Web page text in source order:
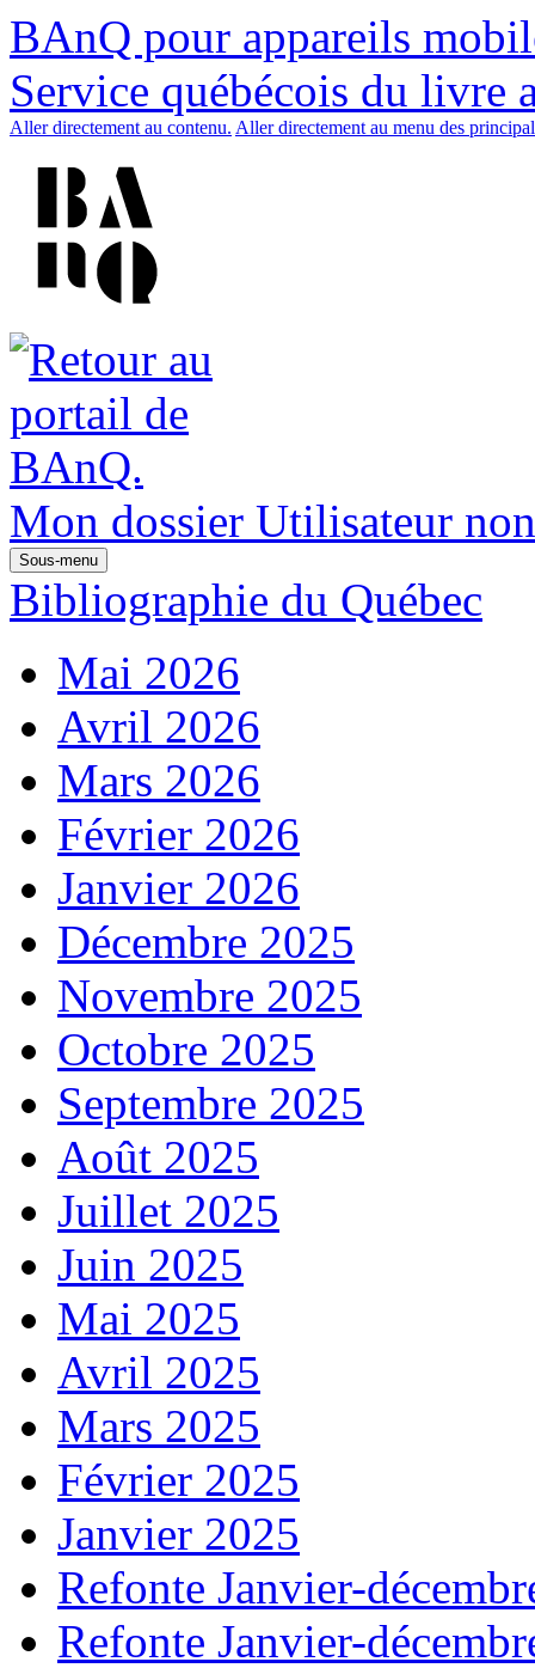
BAnQ pour appareils
Service québécois du livre
Aller directement au contenu. Aller directement au menu des
Mon dossier Utilisateur
Sous-menu
Bibliographie du Québec
Mai 2026
Avril 2026
Mars 2026
Février 2026
Janvier 2026
Décembre 2025
Novembre 2025
Octobre 2025
Septembre 2025
Août 2025
Juillet 2025
Juin 2025
Mai 2025
Avril 2025
Mars 2025
Février 2025
Janvier 2025
Refonte Janvier-
Refonte Janvier-